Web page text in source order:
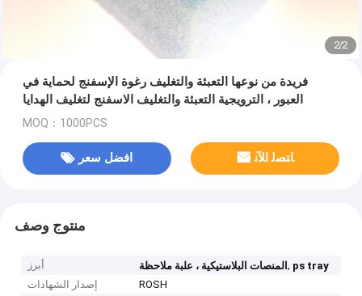
1/2
فريدة من نوعها التعبئة والتغليف رغوة الإسفنج لحماية في
العبور ، الترويجية التعبئة والتغليف الاسفنج لتغليف الهدايا
MOQ：1000PCS
افضل سعر ﺎﺘﺼﻟ ﺍﻶﻧ
منتوج وصف
أبرز المنصات البلاستيكية ، علبة ملاحظة, ps tray
إصدار الشهادات
ROSH